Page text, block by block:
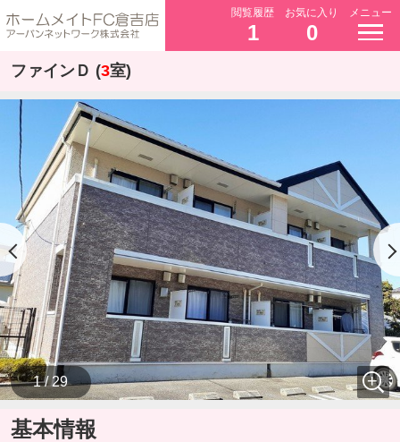
閲覧履歴
1
お気に入り
0
メニュー
ファインＤ (3室)
1 / 29
基本情報